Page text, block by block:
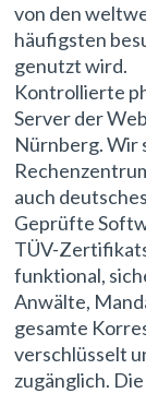
von den
häufigsten
genutzt wird.
Kontrollierte
Server der
Nürnberg. Wir
auch
Geprüfte
TÜV-
funktional,
Anwälte,
gesamte
verschlüsselt
zugänglich.